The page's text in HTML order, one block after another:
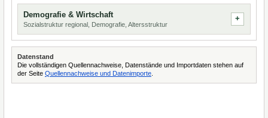
Demografie & Wirtschaft
Sozialstruktur regional, Demografie, Altersstruktur
Datenstand
Die vollständigen Quellennachweise, Datenstände und Importdaten stehen auf
der Seite Quellennachweise und Datenimporte